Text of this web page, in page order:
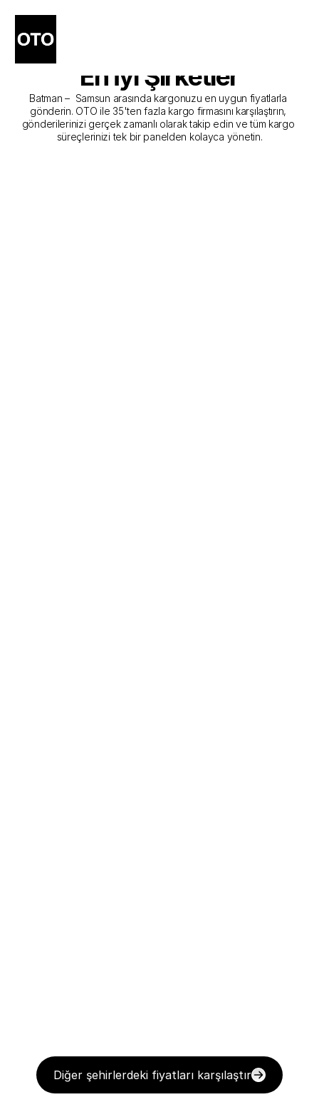
Batman - Samsun Kargo
Gönderim Hizmeti Sunan
En İyi Şirketler
Batman –  Samsun arasında kargonuzu en uygun fiyatlarla
gönderin. OTO ile 35'ten fazla kargo firmasını karşılaştırın,
gönderilerinizi gerçek zamanlı olarak takip edin ve tüm kargo
süreçlerinizi tek bir panelden kolayca yönetin.
Diğer şehirlerdeki fiyatları karşılaştır